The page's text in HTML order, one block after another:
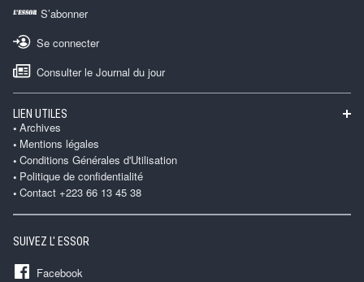
S’abonner
Se connecter
Consulter le Journal du jour
LIEN UTILES
Archives
Mentions légales
Conditions Générales d'Utilisation
Politique de confidentialité
Contact +223 66 13 45 38
SUIVEZ L' ESSOR
Facebook